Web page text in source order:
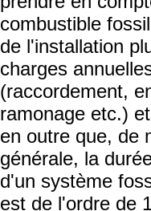
combustible
de l'installation
charges
(raccordement,
ramonage etc.)
en outre que, de
générale, la
d'un système
est de l'ordre de